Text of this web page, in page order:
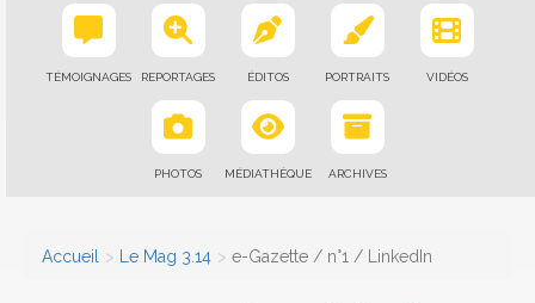
TÉMOIGNAGES REPORTAGES ÉDITOS PORTRAITS VIDÉOS
PHOTOS MÉDIATHÈQUE ARCHIVES
Accueil Le Mag 3.14 e-Gazette / n°1 / LinkedIn